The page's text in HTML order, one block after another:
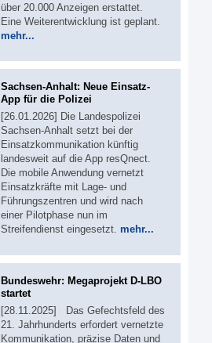
über 20.000 Anzeigen erstattet.
Eine Weiterentwicklung ist geplant.
mehr...
Sachsen-Anhalt: Neue Einsatz-
App für die Polizei
[26.01.2026] Die Landespolizei
Sachsen-Anhalt setzt bei der
Einsatzkommunikation künftig
landesweit auf die App resQnect.
Die mobile Anwendung vernetzt
Einsatzkräfte mit Lage- und
Führungszentren und wird nach
einer Pilotphase nun im
Streifendienst eingesetzt. mehr...
Bundeswehr: Megaprojekt D-LBO
startet
[28.11.2025] Das Gefechtsfeld des
21. Jahrhunderts erfordert vernetzte
Kommunikation, präzise Daten und